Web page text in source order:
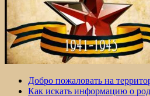
Добро пожаловать на
Как искать информацию о